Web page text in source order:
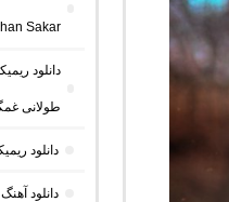
Sakar
طولانی
دانلود
دانلود